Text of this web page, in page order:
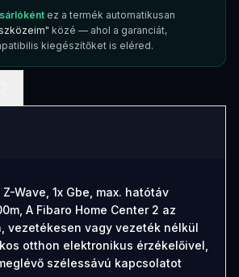
ez a termék automatikusan
közé — ahol a garanciát,
kiegészítőket is eléred.
Wave, 1x Gbe, max. hatótáv
A Fibaro Home Center 2 az
vezetékesen vagy vezeték nélkül
otthon elektronikus érzékelőivel,
szélessávú kapcsolatot